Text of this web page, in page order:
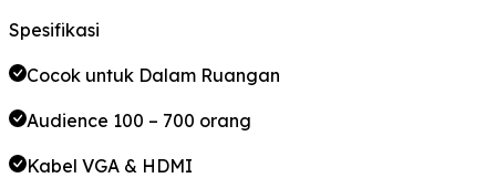
Spesifikasi
Cocok untuk Dalam Ruangan
Audience 100 – 700 orang
Kabel VGA & HDMI